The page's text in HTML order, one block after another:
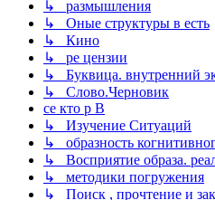
↳ размышления
↳ Оные структуры в есть
↳ Кино
↳ ре цензии
↳ Буквица. внутренний
↳ Слово.Черновик
се кто р В
↳ Изучение Ситуаций
↳ образность
↳ Восприятие образа.
↳ методики погружения
↳ Поиск , прочтение и